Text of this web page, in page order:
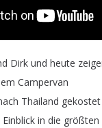
Dirk und heute
Campervan
Thailand gekostet
Einblick in die größten